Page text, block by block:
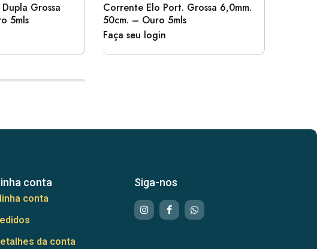
Grossa
5mls
Corrente Elo Port. Grossa 6,0mm.
50cm. – Ouro 5mls
Faça seu login
conta
conta
da conta
Siga-nos